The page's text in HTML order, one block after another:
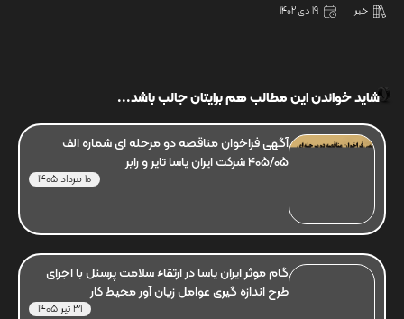
خبر 19 دی 1402
شاید خواندن این مطالب هم برایتان جالب باشد...
آگهی فراخوان مناقصه دو مرحله ای شماره الف
405/05 شرکت ایران یاسا تایر و رابر
10 مرداد 1405
گام موثر ایران یاسا در ارتقاء سلامت پرسنل با اجرای
طرح اندازه گیری عوامل زیان آور محیط کار
31 تیر 1405